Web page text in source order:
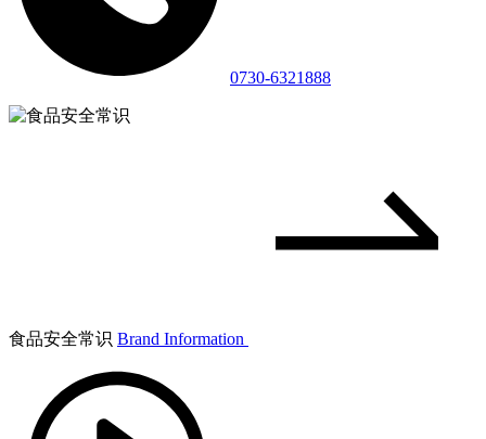
0730-6321888
食品安全常识 Brand Information